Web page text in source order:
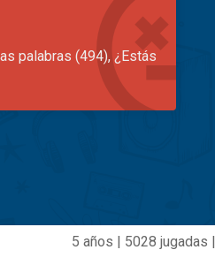
palabras (494), ¿Estás
5 años | 5028 jugadas |